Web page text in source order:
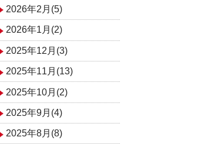
2026年2月(5)
2026年1月(2)
2025年12月(3)
2025年11月(13)
2025年10月(2)
2025年9月(4)
2025年8月(8)